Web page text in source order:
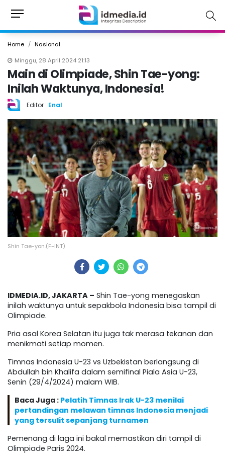
Home
Nasional
Minggu, 28 April 2024 21:13
Main di Olimpiade, Shin Tae-yong:
Inilah Waktunya, Indonesia!
Editor : Enal
Shin Tae-yon.(F-INT)
IDMEDIA.ID, JAKARTA – Shin Tae-yong menegaskan
inilah waktunya untuk sepakbola Indonesia bisa tampil di
Olimpiade.
Pria asal Korea Selatan itu juga tak merasa tekanan dan
menikmati setiap momen.
Timnas Indonesia U-23 vs Uzbekistan berlangsung di
Abdullah bin Khalifa dalam semifinal Piala Asia U-23,
Senin (29/4/2024) malam WIB.
Baca Juga : Pelatih Timnas Irak U-23 menilai
pertandingan melawan timnas Indonesia menjadi
yang tersulit sepanjang turnamen
Pemenang di laga ini bakal memastikan diri tampil di
Olimpiade Paris 2024.